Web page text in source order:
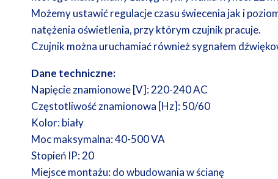
Możemy ustawić regulacje czasu świecenia jak i
natężenia oświetlenia, przy którym czujnik pracuje.
Czujnik można uruchamiać również sygnałem
Dane techniczne:
Napięcie znamionowe [V]: 220-240 AC
Częstotliwość znamionowa [Hz]: 50/60
Kolor: biały
Moc maksymalna: 40-500 VA
Stopień IP: 20
Miejsce montażu: do wbudowania w ścianę